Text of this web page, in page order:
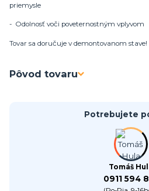
priemysle
- Odolnosť voči poveternostným vplyvom
Tovar sa doručuje v demontovanom stave!
Pôvod tovaru
Potrebujete
Tomáš
0911 594